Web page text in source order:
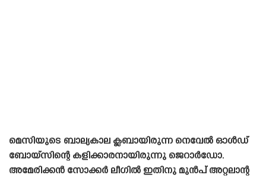
മെസിയുടെ ബാല്യകാല ക്ലബായിരുന്ന നെവേൽ ഓൾഡ്
ബോയ്‌സിന്റെ കളിക്കാരനായിരുന്നു ജെറാർഡോ.
അമേരിക്കൻ സോക്കർ ലീഗിൽ ഇതിനു മുൻപ് അറ്റലാന്റ